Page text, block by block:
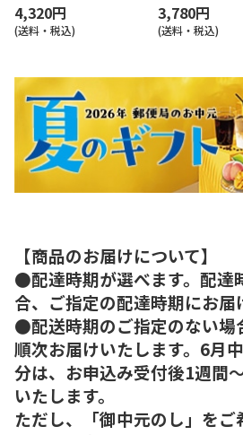
4,320円
(送料・税込)
3,780円
(送料・税込)
【商品のお届けについて】
●配達時期が選べます。配達
合、ご指定の配達時期にお届
●配送時期のご指定のない場
順次お届けいたします。6月
分は、お申込み受付後1週間
いたします。
ただし、「御中元のし」を